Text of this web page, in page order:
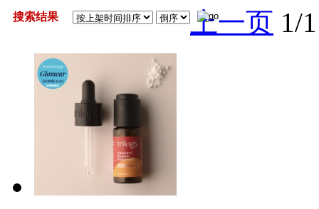
搜索结果 上一页 1/1